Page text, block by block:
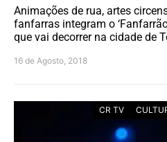
Animações de rua, artes
fanfarras integram o
que vai decorrer na cidade de
16 de Agosto, 2018
CR TV